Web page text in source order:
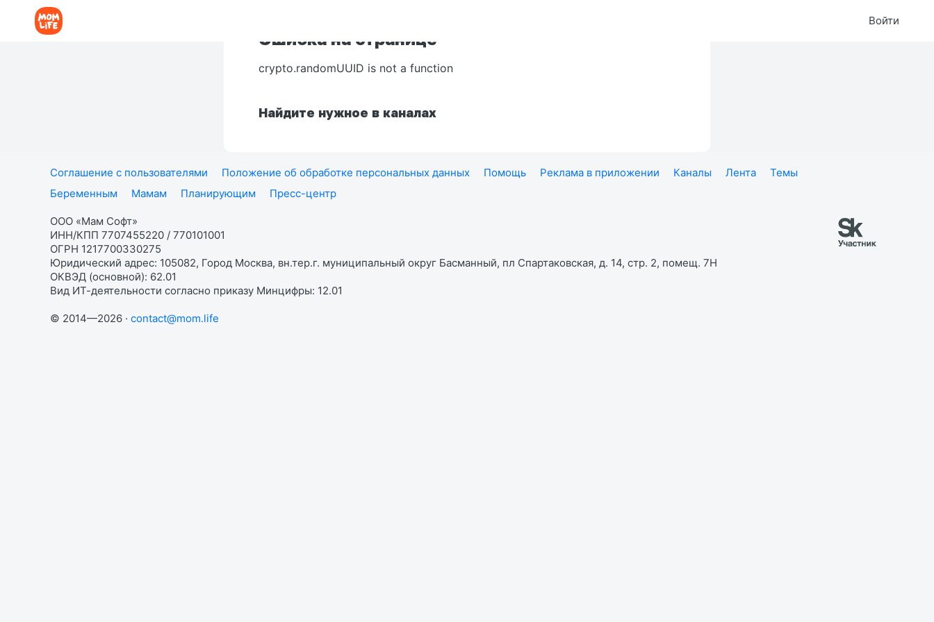
Войти
Ошибка на странице
crypto.randomUUID is not a function
Найдите нужное в каналах
Соглашение с пользователями Положение об обработке персональных данных Помощь Реклама в приложении Каналы Лента
Темы
Беременным
Мамам Планирующим Пресс-центр
ООО «Мам Софт»
ИНН/КПП 7707455220 / 770101001
ОГРН 1217700330275
Юридический адрес: 105082, Город Москва, вн.тер.г. муниципальный округ Басманный, пл Спартаковская, д. 14, стр. 2, помещ. 7Н
ОКВЭД (основной): 62.01
Вид ИТ-деятельности согласно приказу Минцифры: 12.01
© 2014—2026 · contact@mom.life